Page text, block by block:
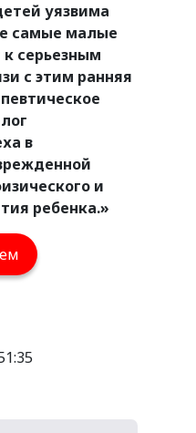
уязвима
самые малые
серьезным
с этим ранняя
в
и
ребенка.»